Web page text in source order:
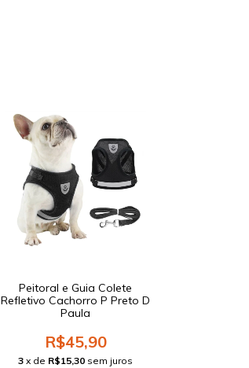
Peitoral e Guia Colete
Refletivo Cachorro P Preto D
Paula
R$45,90
3 x de R$15,30 sem juros